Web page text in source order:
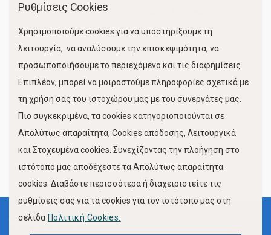
Κίνηση Λιμένος
FOLLOW US
Όροι Χρήσης
Ρυθμίσεις Cookies
Χρησιμοποιούμε cookies για να υποστηρίξουμε τη
λειτουργία, να αναλύσουμε την επισκεψιμότητα, να
προσωποποιήσουμε το περιεχόμενο και τις διαφημίσεις.
Επιπλέον, μπορεί να μοιραστούμε πληροφορίες σχετικά με
τη χρήση σας του ιστοχώρου μας με του συνεργάτες μας.
Πιο συγκεκριμένα, τα cookies κατηγοριοποιούνται σε
Απολύτως απαραίτητα, Cookies απόδοσης, Λειτουργικά
και Στοχευμένα cookies. Συνεχίζοντας την πλοήγηση στο
ιστότοπο μας αποδέχεστε τα Απολύτως απαραίτητα
cookies. Διαβάστε περισσότερα ή διαχειριστείτε τις
ρυθμίσεις σας για τα cookies για τον ιστότοπο μας στη
σελίδα Πολιτική Cookies.